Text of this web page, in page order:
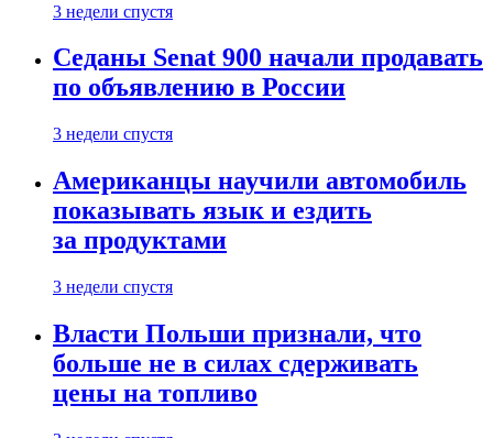
3 недели спустя
Седаны Senat 900 начали продавать
по объявлению в России
3 недели спустя
Американцы научили автомобиль
показывать язык и ездить
за продуктами
3 недели спустя
Власти Польши признали, что
больше не в силах сдерживать
цены на топливо